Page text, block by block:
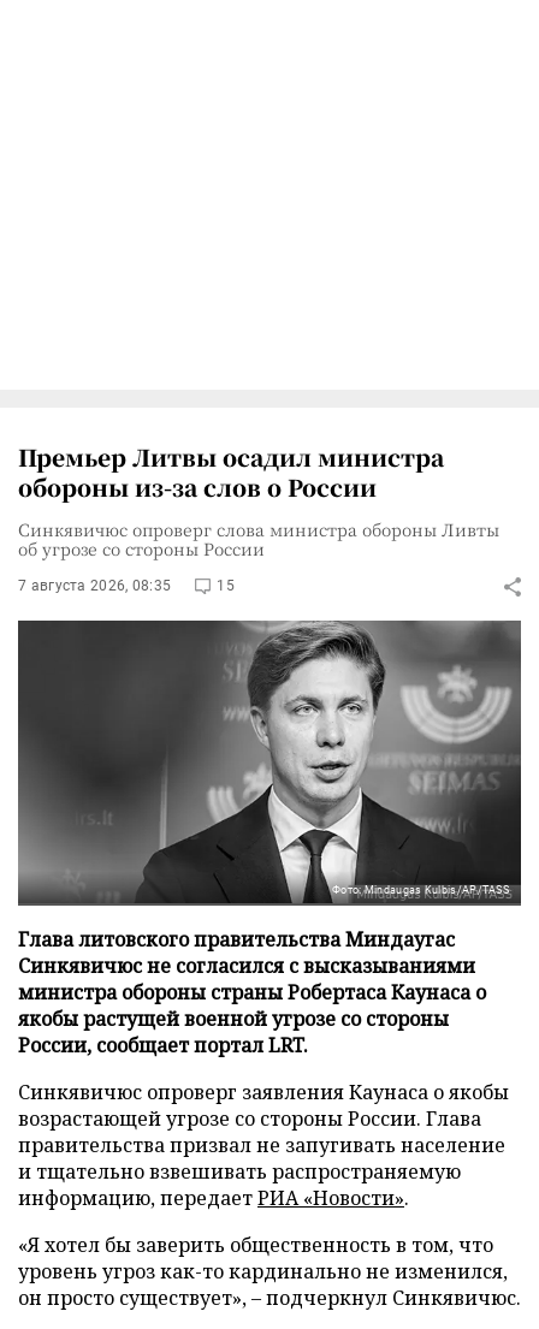
Премьер Литвы осадил министра
обороны из-за слов о России
Синкявичюс опроверг слова министра обороны Ливты
об угрозе со стороны России
7 августа 2026, 08:35 15
Фото: Mindaugas Kulbis/AP/TASS
Глава литовского правительства Миндаугас
Синкявичюс не согласился с высказываниями
министра обороны страны Робертаса Каунаса о
якобы растущей военной угрозе со стороны
России, сообщает портал LRT.
Синкявичюс опроверг заявления Каунаса о якобы
возрастающей угрозе со стороны России. Глава
правительства призвал не запугивать население
и тщательно взвешивать распространяемую
информацию, передаетРИА «Новости».
«Я хотел бы заверить общественность в том, что
уровень угроз как-то кардинально не изменился,
он просто существует», – подчеркнул Синкявичюс.